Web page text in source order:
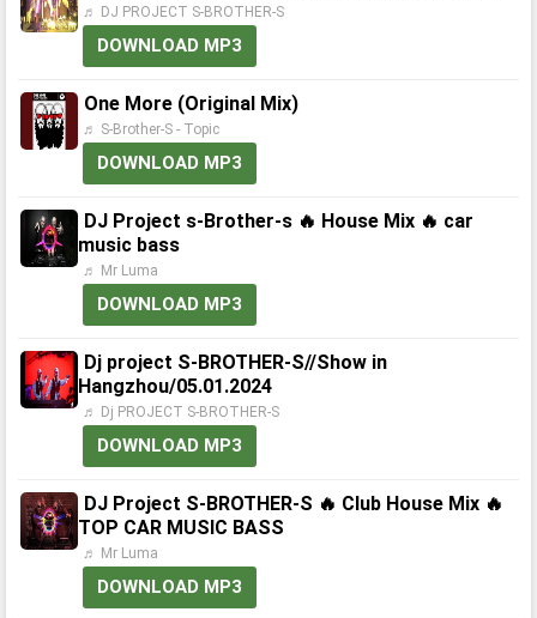
♬ DJ PROJECT S-BROTHER-S
DOWNLOAD MP3
One More (Original Mix)
♬ S-Brother-S - Topic
DOWNLOAD MP3
DJ Project s-Brother-s 🔥 House Mix 🔥 car
music bass
♬ Mr Luma
DOWNLOAD MP3
Dj project S-BROTHER-S//Show in
Hangzhou/05.01.2024
♬ Dj PROJECT S-BROTHER-S
DOWNLOAD MP3
DJ Project S-BROTHER-S 🔥 Club House Mix 🔥
TOP CAR MUSIC BASS
♬ Mr Luma
DOWNLOAD MP3